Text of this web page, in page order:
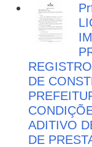
DE
ADITIVO
DE